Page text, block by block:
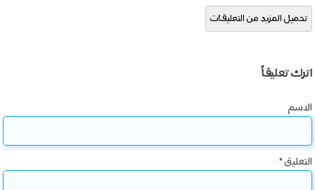
تحميل المزيد من التعليقات
اترك تعليقاً
الاسم
التعليق*